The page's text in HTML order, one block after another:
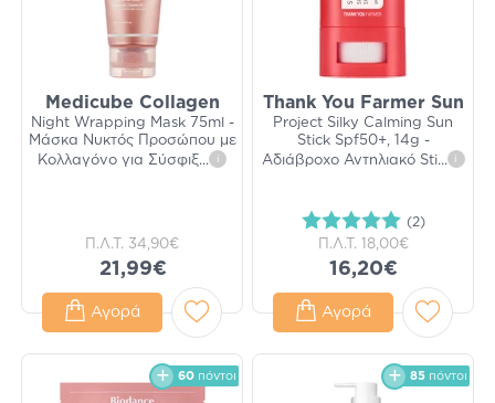
Medicube Collagen
Night Wrapping Mask 75ml -
Μάσκα Νυκτός Προσώπου με
Κολλαγόνο για Σύσφιξ... i
Π.Λ.Τ. 34,90€
21,99€
Αγορά
Thank You Farmer Sun
Project Silky Calming Sun
Stick Spf50+, 14g -
Αδιάβροχο Αντηλιακό Sti... i
(2)
Π.Λ.Τ. 18,00€
16,20€
Αγορά
60 πόντοι 85 πόντοι